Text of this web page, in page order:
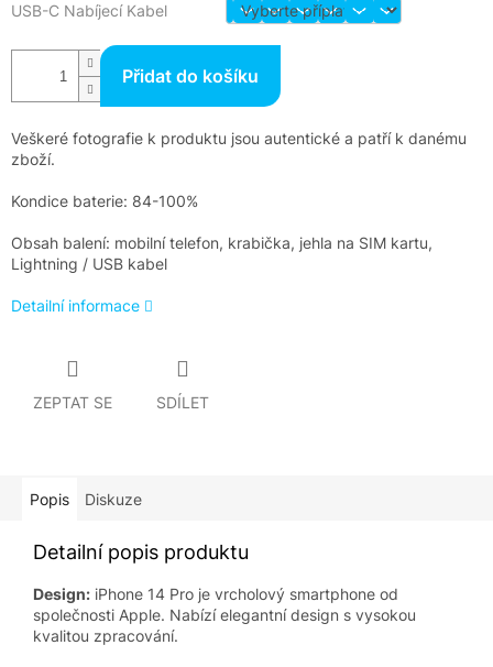
USB-C Nabíjecí Kabel
Přidat do košíku
Veškeré fotografie k produktu jsou autentické a patří k danému
zboží.
Kondice baterie: 84-100%
Obsah balení: mobilní telefon, krabička, jehla na SIM kartu,
Lightning / USB kabel
Detailní informace
ZEPTAT SE SDÍLET
Popis Diskuze
Detailní popis produktu
Design: iPhone 14 Pro je vrcholový smartphone od
společnosti Apple. Nabízí elegantní design s vysokou
kvalitou zpracování.